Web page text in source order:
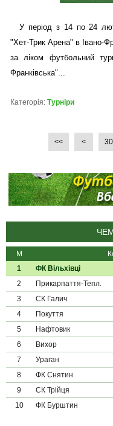
У період з 14 по 24
"Хет-Трик Арена" в Івано-
за ліком футбольний
Франківська"...
Категорія: Турніри
<< < 30
М
1
ФК Вільхівці
2
Прикарпаття-Тепл.
3
СК Галич
4
Покуття
5
Нафтовик
6
Вихор
7
Ураган
8
ФК Снятин
9
СК Трійця
10
ФК Бурштин